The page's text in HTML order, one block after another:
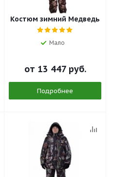
Костюм зимний Медведь
Мало
от 13 447 руб.
Подробнее